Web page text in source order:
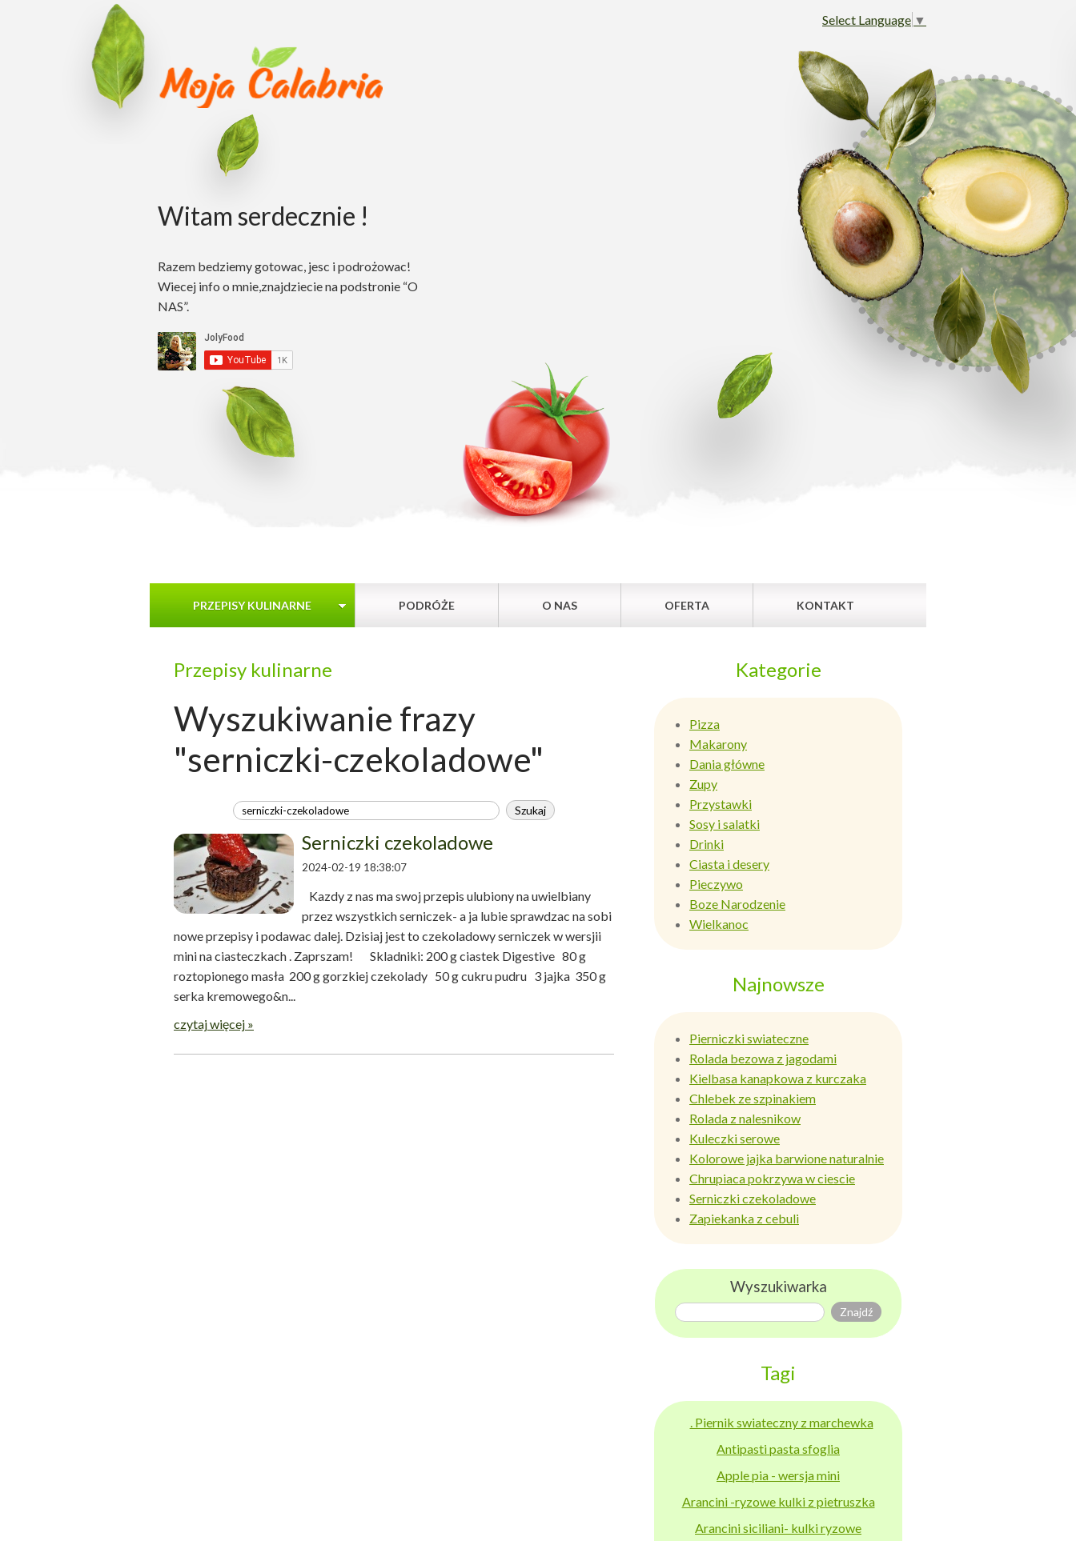
Witam serdecznie !
Razem bedziemy gotowac, jesc i podrożowac!
Wiecej info o mnie,znajdziecie na podstronie “O
NAS”.
Select Language ▼
PRZEPISY KULINARNE PODRÓŻE O NAS OFERTA KONTAKT
Przepisy kulinarne
Wyszukiwanie frazy
"serniczki-czekoladowe"
Serniczki czekoladowe
2024-02-19 18:38:07
Kazdy z nas ma swoj przepis ulubiony na uwielbiany
przez wszystkich serniczek- a ja lubie sprawdzac na sobi
nowe przepisy i podawac dalej. Dzisiaj jest to czekoladowy serniczek w wersjii
mini na ciasteczkach . Zaprszam! Skladniki: 200 g ciastek Digestive 80 g
roztopionego masła 200 g gorzkiej czekolady 50 g cukru pudru 3 jajka 350 g
serka kremowego&n...
czytaj więcej »
Kategorie
Pizza
Makarony
Dania główne
Zupy
Przystawki
Sosy i salatki
Drinki
Ciasta i desery
Pieczywo
Boze Narodzenie
Wielkanoc
Najnowsze
Pierniczki swiateczne
Rolada bezowa z jagodami
Kielbasa kanapkowa z kurczaka
Chlebek ze szpinakiem
Rolada z nalesnikow
Kuleczki serowe
Kolorowe jajka barwione naturalnie
Chrupiaca pokrzywa w ciescie
Serniczki czekoladowe
Zapiekanka z cebuli
Wyszukiwarka
Tagi
. Piernik swiateczny z marchewka
Antipasti pasta sfoglia
Apple pia - wersja mini
Arancini -ryzowe kulki z pietruszka
Arancini siciliani- kulki ryzowe